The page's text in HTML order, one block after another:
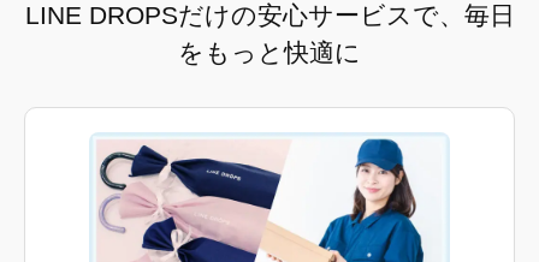
LINE DROPSだけの安心サービスで、毎日
をもっと快適に